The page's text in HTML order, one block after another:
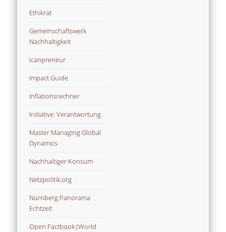
Ethikrat
Gemeinschaftswerk
Nachhaltigkeit
Icanpreneur
Impact Guide
Inflationsrechner
Initiative: Verantwortung
Master Managing Global
Dynamics
Nachhaltiger Konsum
Netzpolitik.org
Nürnberg Panorama
Echtzeit
Open Factbook (World